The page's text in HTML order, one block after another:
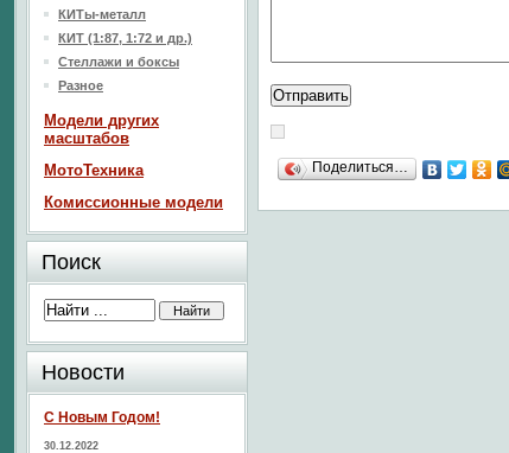
Поделиться…
КИТы-металл
КИТ (1:87, 1:72 и др.)
Стеллажи и боксы
Разное
Модели других
масштабов
МотоТехника
Комиссионные модели
Поиск
Новости
С Новым Годом!
30.12.2022